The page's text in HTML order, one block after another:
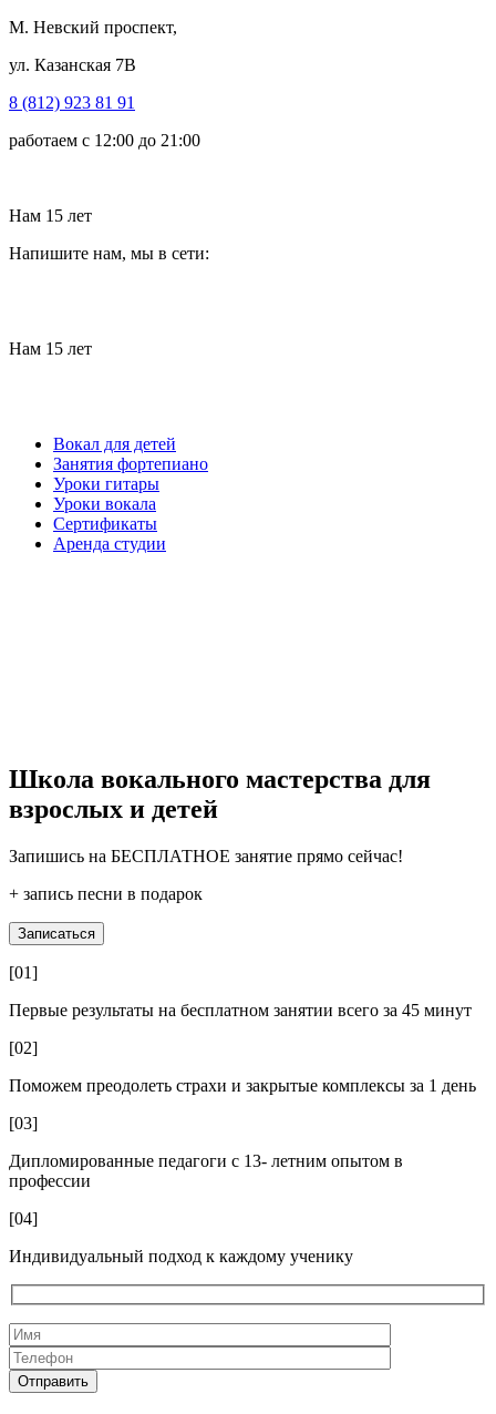
М. Невский проспект,
ул. Казанская 7В
8 (812) 923 81 91
работаем с 12:00 до 21:00
Нам 15 лет
Напишите нам, мы в сети:
Нам 15 лет
Вокал для детей
Занятия фортепиано
Уроки гитары
Уроки вокала
Сертификаты
Аренда студии
Школа вокального мастерства для
взрослых и детей
Запишись на БЕСПЛАТНОЕ занятие прямо сейчас!
+ запись песни в подарок
Записаться
[01]
Первые результаты на бесплатном занятии всего за 45 минут
[02]
Поможем преодолеть страхи и закрытые комплексы за 1 день
[03]
Дипломированные педагоги с 13- летним опытом в
профессии
[04]
Индивидуальный подход к каждому ученику